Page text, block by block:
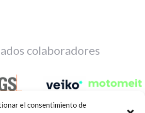
el consentimiento de
colaboradores